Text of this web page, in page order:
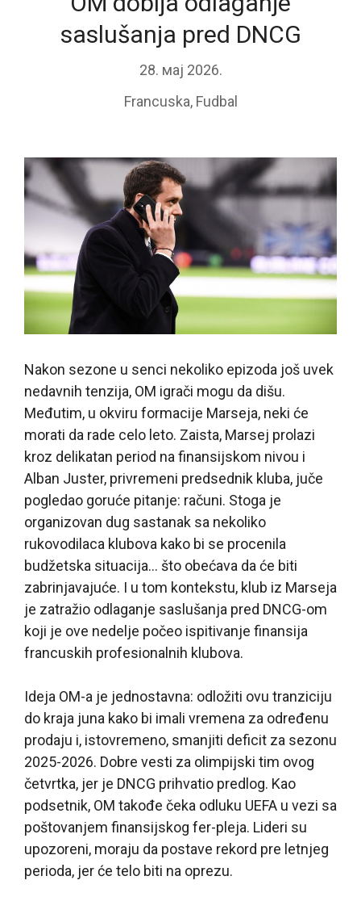
saslušanja pred DNCG
28. мај 2026.
Francuska, Fudbal
Nakon sezone u senci nekoliko epizoda još uvek
nedavnih tenzija, OM igrači mogu da dišu.
Međutim, u okviru formacije Marseja, neki će
morati da rade celo leto. Zaista, Marsej prolazi
kroz delikatan period na finansijskom nivou i
Alban Juster, privremeni predsednik kluba, juče
pogledao goruće pitanje: računi. Stoga je
organizovan dug sastanak sa nekoliko
rukovodilaca klubova kako bi se procenila
budžetska situacija… što obećava da će biti
zabrinjavajuće. I u tom kontekstu, klub iz Marseja
je zatražio odlaganje saslušanja pred DNCG-om
koji je ove nedelje počeo ispitivanje finansija
francuskih profesionalnih klubova.
Ideja OM-a je jednostavna: odložiti ovu tranziciju
do kraja juna kako bi imali vremena za određenu
prodaju i, istovremeno, smanjiti deficit za sezonu
2025-2026. Dobre vesti za olimpijski tim ovog
četvrtka, jer je DNCG prihvatio predlog. Kao
podsetnik, OM takođe čeka odluku UEFA u vezi sa
poštovanjem finansijskog fer-pleja. Lideri su
upozoreni, moraju da postave rekord pre letnjeg
perioda, jer će telo biti na oprezu.